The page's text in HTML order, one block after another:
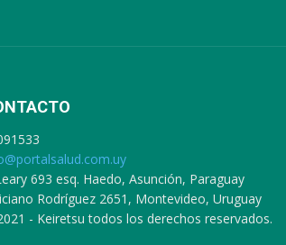
693 esq. Haedo, Asunción, Paraguay
Rodríguez 2651, Montevideo, Uruguay
- Keiretsu todos los derechos reservados.